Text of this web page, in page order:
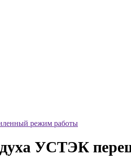
режим работы
УСТЭК